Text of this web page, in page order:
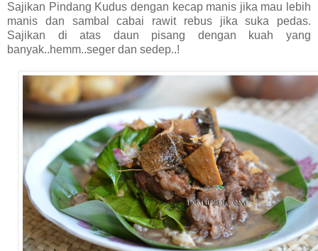
Sajikan Pindang Kudus dengan kecap manis jika mau lebih
manis dan sambal cabai rawit rebus jika suka pedas.
Sajikan di atas daun pisang dengan kuah yang
banyak..hemm..seger dan sedep..!